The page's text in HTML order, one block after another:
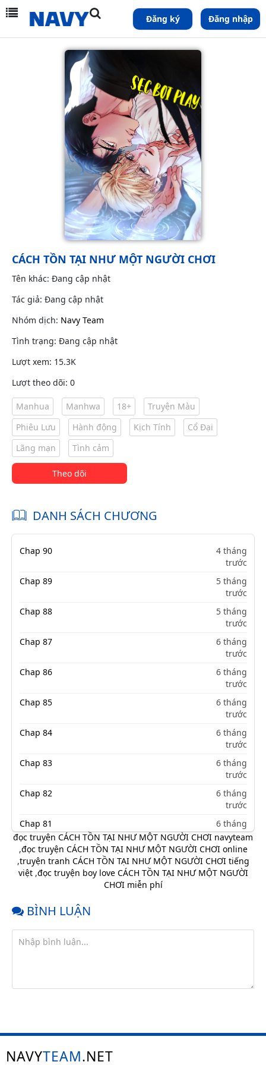
Đăng ký Đăng nhập
CÁCH TỒN TẠI NHƯ MỘT NGƯỜI CHƠI
Tên khác: Đang cập nhật
Tác giả: Đang cập nhật
Nhóm dịch: Navy Team
Tình trạng: Đang cập nhật
Lượt xem: 15.3K
Lượt theo dõi: 0
Manhua Manhwa 18+
Truyện Màu
Phiêu Lưu
Hành động Kịch Tính
Cổ Đại
Lãng mạn
Tình cảm
Theo dõi
DANH SÁCH CHƯƠNG
Chap 90
4 tháng
trước
Chap 89
5 tháng
trước
Chap 88
5 tháng
trước
Chap 87
6 tháng
trước
Chap 86
6 tháng
trước
Chap 85
6 tháng
trước
Chap 84
6 tháng
trước
Chap 83
6 tháng
trước
Chap 82
6 tháng
trước
Chap 81
6 tháng
trước
Chap 80
9 tháng
trước
Chap 78
Chap 77
trước
Chap 74
11 tháng
đọc truyện CÁCH TỒN TẠI NHƯ MỘT NGƯỜI CHƠI navyteam
,đọc truyện CÁCH TỒN TẠI NHƯ MỘT NGƯỜI CHƠI online
,truyện tranh CÁCH TỒN TẠI NHƯ MỘT NGƯỜI CHƠI tiếng
việt,đọc truyện boy love CÁCH TỒN TẠI NHƯ MỘT NGƯỜI
CHƠI miễn phí
BÌNH LUẬN
NAVYTEAM.NET